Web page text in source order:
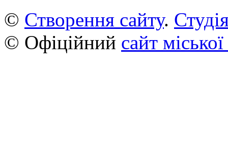
© Створення сайту.
© Офіційний сайт